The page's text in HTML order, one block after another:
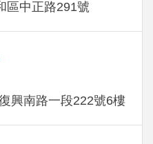
區中正路291號
興南路一段222號6樓